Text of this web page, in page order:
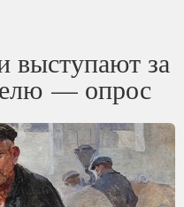
за
— опрос